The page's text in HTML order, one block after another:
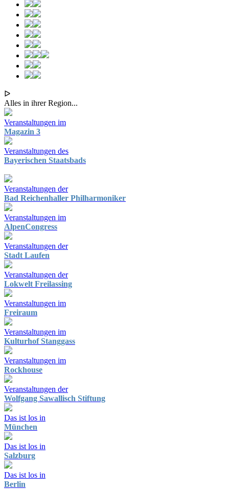
ᐅ
Alles in ihrer Region...
Veranstaltungen im
Magazin 3
Veranstaltungen des
Bayerischen Staatsbads
Veranstaltungen der
Bad Reichenhaller Philharmoniker
Veranstaltungen im
AlpenCongress
Veranstaltungen der
Stadt Laufen
Veranstaltungen der
Lokwelt Freilassing
Veranstaltungen im
Freiraum
Veranstaltungen im
Kulturhof Stanggass
Veranstaltungen im
Rockhouse
Veranstaltungen der
Wolfgang Sawallisch Stiftung
Das ist los in
München
Das ist los in
Salzburg
Das ist los in
Berlin